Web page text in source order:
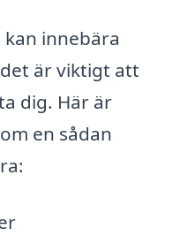
innebära
är viktigt att
dig. Här är
en sådan